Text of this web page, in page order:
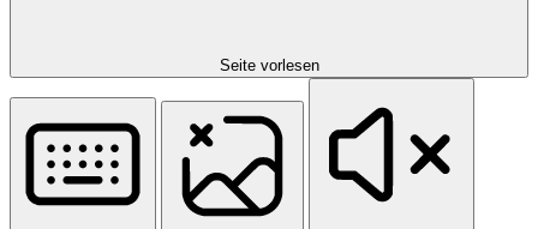
Seite vorlesen